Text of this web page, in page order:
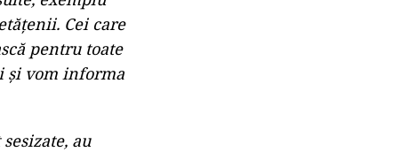
Cei care
pentru toate
și vom informa
au